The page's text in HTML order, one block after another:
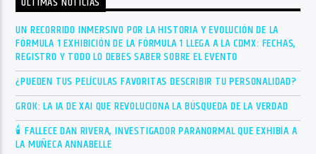
UN RECORRIDO INMERSIVO POR LA HISTORIA Y EVOLUCIÓN DE LA
FÓRMULA 1 EXHIBICIÓN DE LA FÓRMULA 1 LLEGA A LA CDMX: FECHAS,
REGISTRO Y TODO LO DEBES SABER SOBRE EL EVENTO
¿PUEDEN TUS PELÍCULAS FAVORITAS DESCRIBIR TU PERSONALIDAD?
GROK: LA IA DE XAI QUE REVOLUCIONA LA BÚSQUEDA DE LA VERDAD
🕯 FALLECE DAN RIVERA, INVESTIGADOR PARANORMAL QUE EXHIBÍA A
LA MUÑECA ANNABELLE